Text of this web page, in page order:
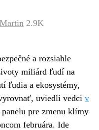
Martin 2.9K
a rozsiahle
miliárd ľudí na
ľudia a ekosystémy,
uviedli vedci v
pre zmenu klímy
februára. Ide